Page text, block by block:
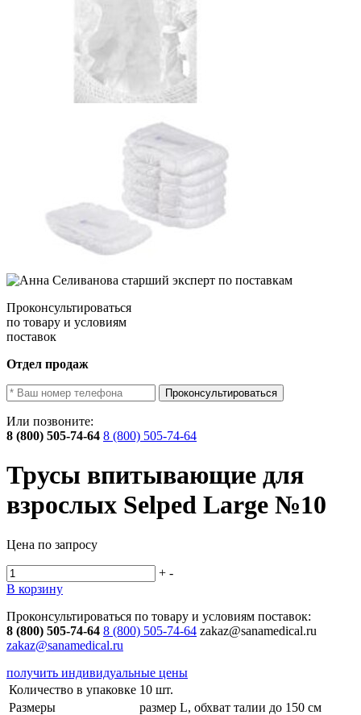
Проконсультироваться
по товару и условиям
поставок
Отдел продаж
Проконсультироваться
Или позвоните:
8 (800) 505-74-64 8 (800) 505-74-64
Трусы впитывающие для
взрослых Selped Large №10
Цена по запросу
+ -
В корзину
Проконсультироваться по товару и условиям поставок:
8 (800) 505-74-64 8 (800) 505-74-64 zakaz@sanamedical.ru
zakaz@sanamedical.ru
получить индивидуальные цены
Количество в упаковке 10 шт.
Размеры
размер L, обхват талии до 150 см